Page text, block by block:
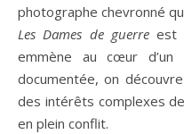
photographe chevronné
Les Dames de guerre est
emmène au cœur d’un
documentée, on
des intérêts complexes
en plein conflit.